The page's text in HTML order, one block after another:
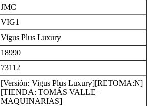
JMC
VIG1
Vigus Plus Luxury
18990
73112
[Versión: Vigus Plus Luxury][RETOMA:N]
[TIENDA: TOMÁS VALLE –
MAQUINARIAS]